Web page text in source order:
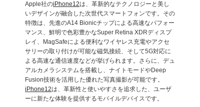
Apple社のiPhone12は、革新的なテクノロジーと美し
いデザインが融合した次世代スマートフォンです。その
特徴は、先進のA14 Bionicチップによる高速なパフォー
マンス、鮮明で色彩豊かなSuper Retina XDRディスプ
レイ、MagSafeによる便利なワイヤレス充電やアクセ
サリーの取り付けが可能な磁気接続、そして5G対応に
よる高速な通信速度などが挙げられます。さらに、デュ
アルカメラシステムを搭載し、ナイトモードやDeep
Fusion技術を活用した優れた写真撮影が可能です。
iPhone12は、革新性と使いやすさを追求した、ユーザ
ーに新たな体験を提供するモバイルデバイスです。